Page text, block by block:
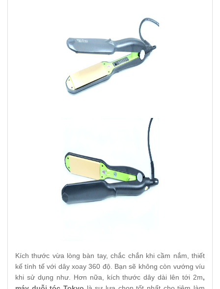
Kích thước vừa lòng bàn tay, chắc chắn khi cầm nắm, thiết
kế tính tế với dây xoay 360 độ. Bạn sẽ không còn vướng víu
khi sử dụng như. Hơn nữa, kích thước dây dài lên tới 2m,